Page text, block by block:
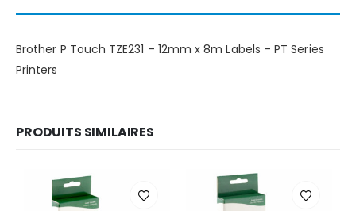
Brother P Touch TZE231 – 12mm x 8m Labels – PT Series
Printers
PRODUITS SIMILAIRES